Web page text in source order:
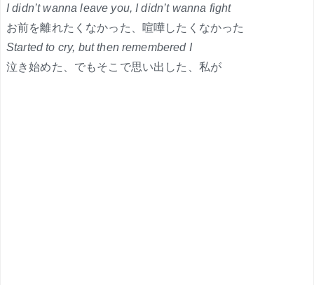
I didn’t wanna leave you, I didn’t wanna fight
お前を離れたくなかった、喧嘩したくなかった
Started to cry, but then remembered I
泣き始めた、でもそこで思い出した、私が